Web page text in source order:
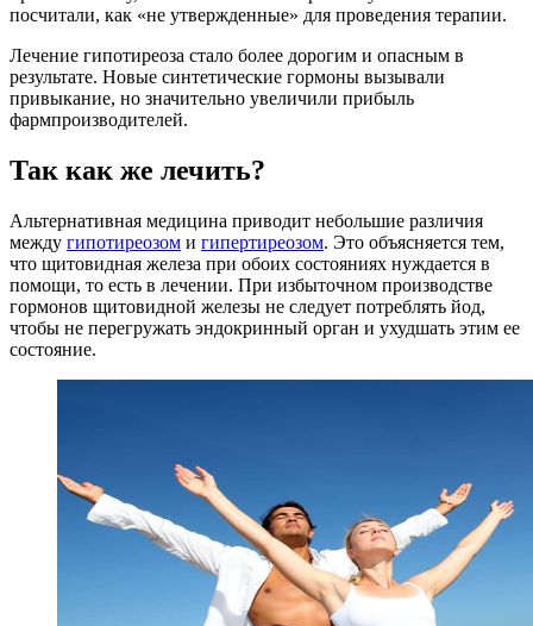
посчитали, как «не утвержденные» для проведения терапии.
Лечение гипотиреоза стало более дорогим и опасным в
результате. Новые синтетические гормоны вызывали
привыкание, но значительно увеличили прибыль
фармпроизводителей.
Так как же лечить?
Альтернативная медицина приводит небольшие различия
между гипотиреозом и гипертиреозом. Это объясняется тем,
что щитовидная железа при обоих состояниях нуждается в
помощи, то есть в лечении. При избыточном производстве
гормонов щитовидной железы не следует потреблять йод,
чтобы не перегружать эндокринный орган и ухудшать этим ее
состояние.